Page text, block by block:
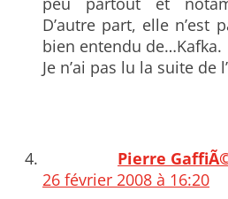
D’autre part, elle n’est
bien entendu de…Kafka.
Je n’ai pas lu la suite de
Pierre
26 février 2008 à 16:20